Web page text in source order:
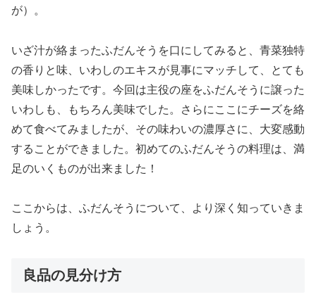
が）。
いざ汁が絡まったふだんそうを口にしてみると、青菜独特
の香りと味、いわしのエキスが見事にマッチして、とても
美味しかったです。今回は主役の座をふだんそうに譲った
いわしも、もちろん美味でした。さらにここにチーズを絡
めて食べてみましたが、その味わいの濃厚さに、大変感動
することができました。初めてのふだんそうの料理は、満
足のいくものが出来ました！
ここからは、ふだんそうについて、より深く知っていきま
しょう。
良品の見分け方